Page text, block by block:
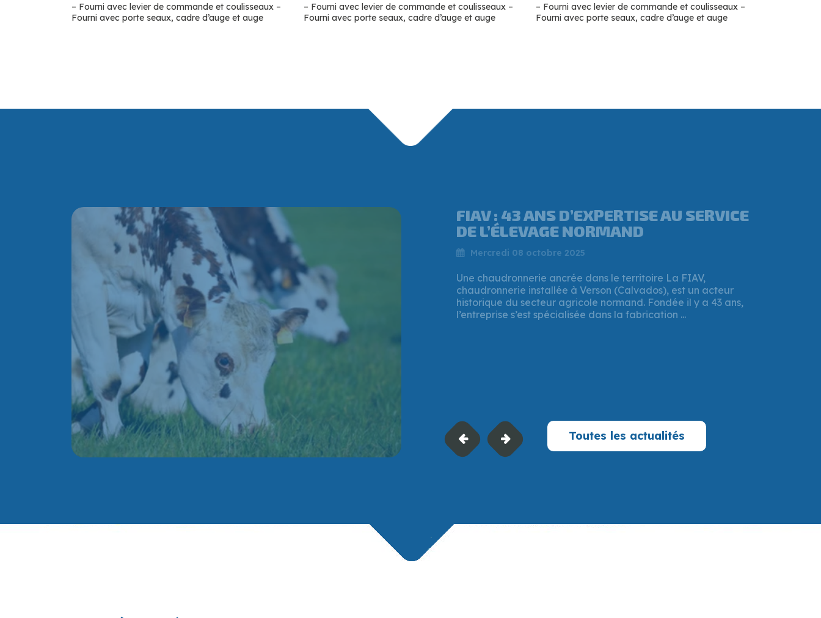
– Fourni avec levier de commande et coulisseaux –
Fourni avec porte seaux, cadre d’auge et auge
– Fourni avec levier de commande et coulisseaux –
Fourni avec porte seaux, cadre d’auge et auge
– Fourni avec levier de commande et coulisseaux –
Fourni avec porte seaux, cadre d’auge et auge
QUI EST VIANNEY MÉRAND, CE
PATRON QUI A REPRIS UNE
CHAUDRONNERIE À L’OUEST DE CAEN ?
Mi-juillet 2025, la Région Normandie a validé un important
soutien financier à destination de l’entreprise FIAV, implantée
à Verson (Calvados). Un prêt à taux zéro de 337 500 € a été ...
Toutes les actualités